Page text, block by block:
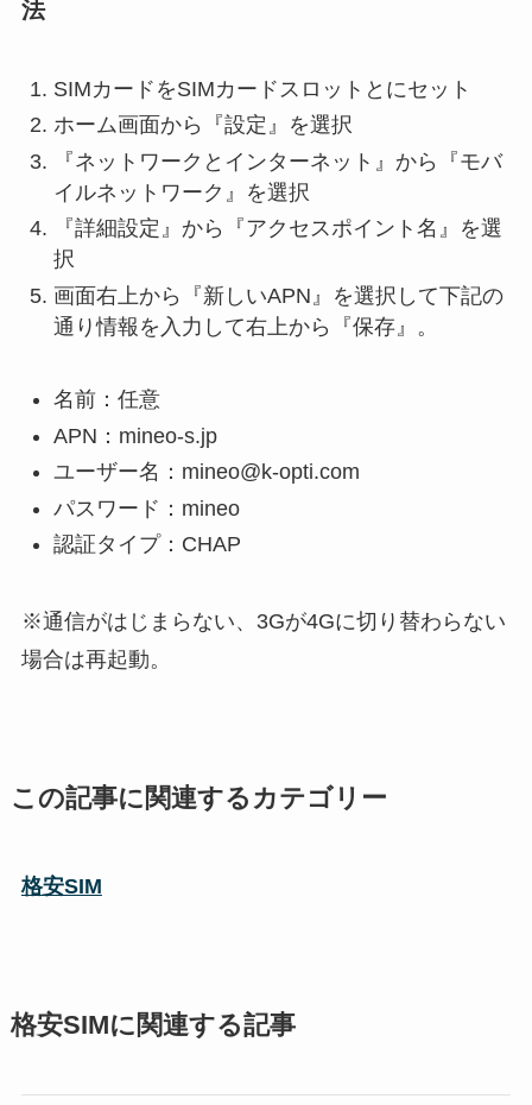
法
SIMカードをSIMカードスロットとにセット
ホーム画面から『設定』を選択
『ネットワークとインターネット』から『モバ
イルネットワーク』を選択
『詳細設定』から『アクセスポイント名』を選
択
画面右上から『新しいAPN』を選択して下記の
通り情報を入力して右上から『保存』。
名前：任意
APN：mineo-s.jp
ユーザー名：mineo@k-opti.com
パスワード：mineo
認証タイプ：CHAP
※通信がはじまらない、3Gが4Gに切り替わらない
場合は再起動。
この記事に関連するカテゴリー
格安SIM
格安SIMに関連する記事